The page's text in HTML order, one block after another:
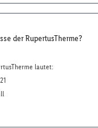
der RupertusTherme?
lautet: